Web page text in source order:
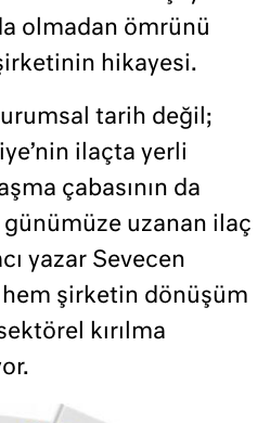
olmadan ömrünü
hikayesi.
tarih değil;
ilaçta yerli
çabasının da
günümüze uzanan ilaç
yazar Sevecen
hem şirketin dönüşüm
kırılma